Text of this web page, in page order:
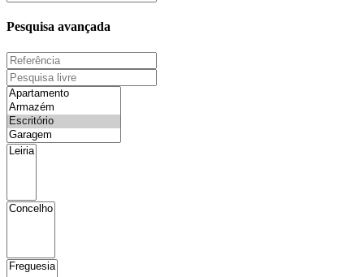
Pesquisa avançada